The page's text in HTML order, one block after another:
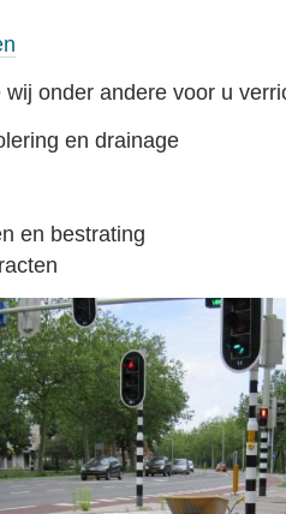
onder andere voor u
en drainage
en bestrating